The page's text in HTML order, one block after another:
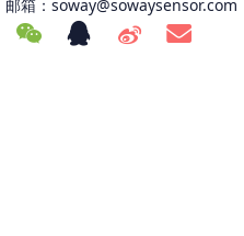
邮箱：soway@sowaysensor.com